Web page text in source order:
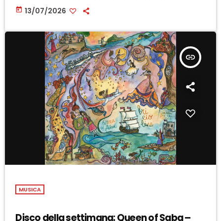
today 13/07/2026
insert_link
MUSICA
Disco della settimana: Queen of Saba –